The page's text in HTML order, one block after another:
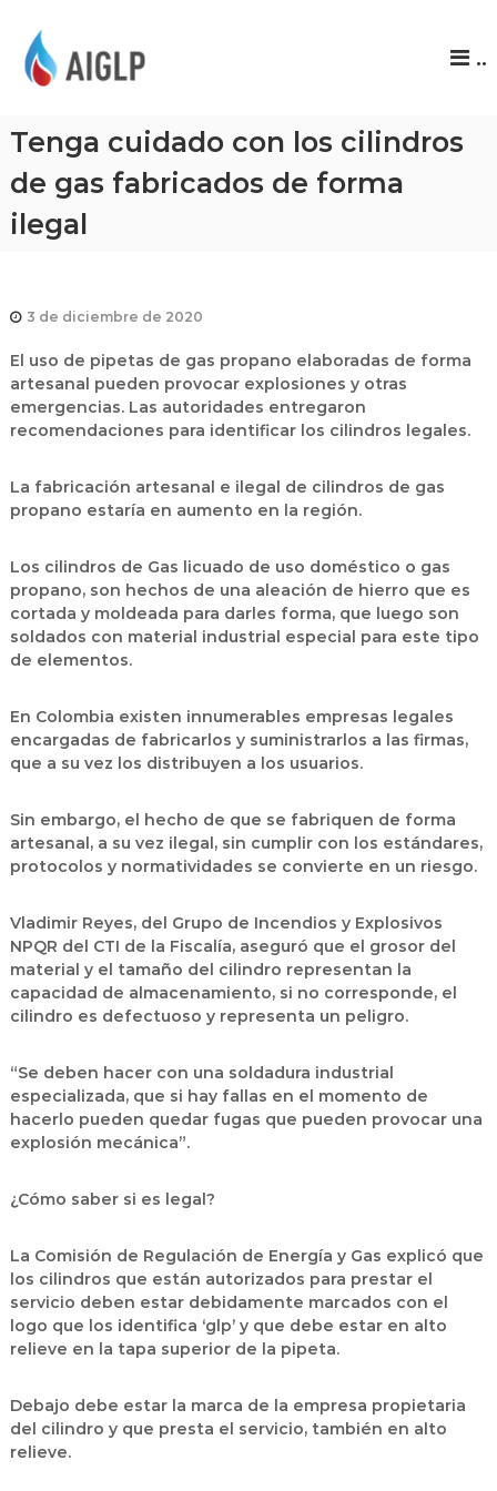
P
..
Tenga cuidado con los cilindros
de gas fabricados de forma
ilegal
3 de diciembre de 2020
El uso de pipetas de gas propano elaboradas de forma
artesanal pueden provocar explosiones y otras
emergencias. Las autoridades entregaron
recomendaciones para identificar los cilindros legales.
La fabricación artesanal e ilegal de cilindros de gas
propano estaría en aumento en la región.
Los cilindros de Gas licuado de uso doméstico o gas
propano, son hechos de una aleación de hierro que es
cortada y moldeada para darles forma, que luego son
soldados con material industrial especial para este tipo
de elementos.
En Colombia existen innumerables empresas legales
encargadas de fabricarlos y suministrarlos a las firmas,
que a su vez los distribuyen a los usuarios.
Sin embargo, el hecho de que se fabriquen de forma
artesanal, a su vez ilegal, sin cumplir con los estándares,
protocolos y normatividades se convierte en un riesgo.
Vladimir Reyes, del Grupo de Incendios y Explosivos
NPQR del CTI de la Fiscalía, aseguró que el grosor del
material y el tamaño del cilindro representan la
capacidad de almacenamiento, si no corresponde, el
cilindro es defectuoso y representa un peligro.
“Se deben hacer con una soldadura industrial
especializada, que si hay fallas en el momento de
hacerlo pueden quedar fugas que pueden provocar una
explosión mecánica”.
¿Cómo saber si es legal?
La Comisión de Regulación de Energía y Gas explicó que
los cilindros que están autorizados para prestar el
servicio deben estar debidamente marcados con el
logo que los identifica ‘glp’ y que debe estar en alto
relieve en la tapa superior de la pipeta.
Debajo debe estar la marca de la empresa propietaria
del cilindro y que presta el servicio, también en alto
relieve.